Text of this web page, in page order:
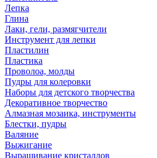
Лепка
Глина
Лаки, гели, размягчители
Инструмент для лепки
Пластилин
Пластика
Проволоа, молды
Пудры для колеровки
Наборы для детского творчества
Декоративное творчество
Алмазная мозаика, инструменты
Блестки, пудры
Валяние
Выжигание
Выращивание кристаллов